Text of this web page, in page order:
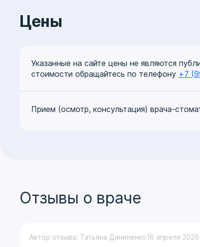
Цены
Указанные на сайте цены не являются
стоимости обращайтесь по телефону +7
Прием (осмотр, консультация) врача-
Отзывы о враче
Автор отзыва: Татьяна Даниленко16 апреля 2026